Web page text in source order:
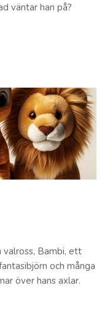
väntar han på?
Bambi, ett
och många
över hans axlar.